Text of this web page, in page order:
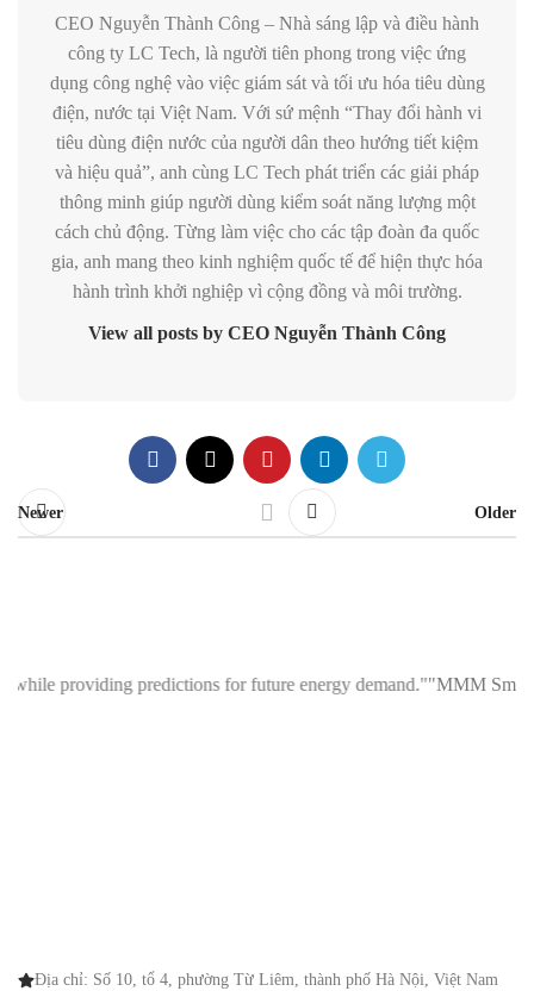
CEO Nguyễn Thành Công – Nhà sáng lập và điều hành
công ty LC Tech, là người tiên phong trong việc ứng
dụng công nghệ vào việc giám sát và tối ưu hóa tiêu dùng
điện, nước tại Việt Nam. Với sứ mệnh “Thay đổi hành vi
tiêu dùng điện nước của người dân theo hướng tiết kiệm
và hiệu quả”, anh cùng LC Tech phát triển các giải pháp
thông minh giúp người dùng kiểm soát năng lượng một
cách chủ động. Từng làm việc cho các tập đoàn đa quốc
gia, anh mang theo kinh nghiệm quốc tế để hiện thực hóa
hành trình khởi nghiệp vì cộng đồng và môi trường.
View all posts by CEO Nguyễn Thành Công
Newer Older
providing predictions for future energy demand.""MMM Smart
Địa chỉ: Số 10, tổ 4, phường Từ Liêm, thành phố Hà Nội, Việt Nam